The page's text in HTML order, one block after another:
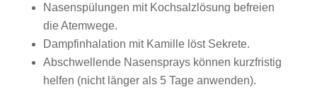
Nasenspülungen mit Kochsalzlösung befreien
die Atemwege.
Dampfinhalation mit Kamille löst Sekrete.
Abschwellende Nasensprays können kurzfristig
helfen (nicht länger als 5 Tage anwenden).